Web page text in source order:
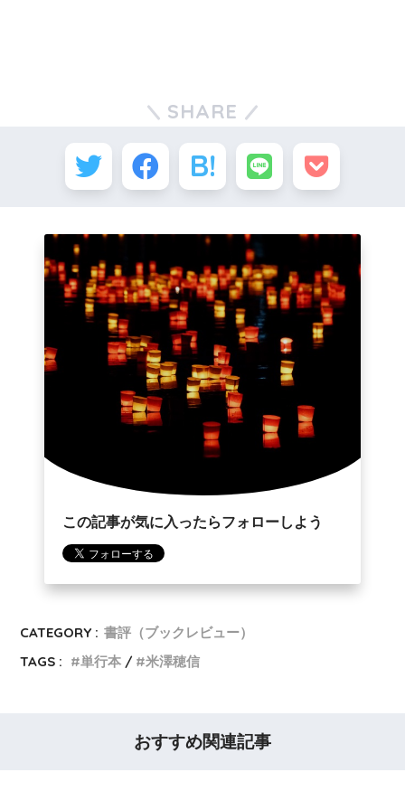
SHARE
この記事が気に入ったらフォローしよう
CATEGORY : 書評（ブックレビュー）
TAGS :
単行本 米澤穂信
おすすめ関連記事